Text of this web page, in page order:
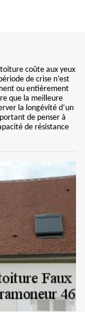
coûte aux yeux
de crise n’est
ou entièrement
que la meilleure
la longévité d’un
de penser à
de résistance